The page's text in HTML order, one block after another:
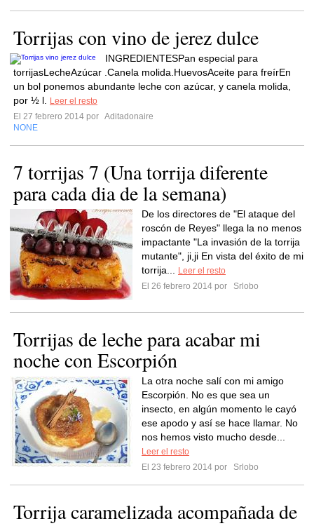
Torrijas con vino de jerez dulce
INGREDIENTESPan especial para
torrijasLecheAzúcar .Canela molida.HuevosAceite para freírEn
un bol ponemos abundante leche con azúcar, y canela molida,
por ½ l.
Leer el resto
El 27 febrero 2014 por Aditadonaire
NONE
7 torrijas 7 (Una torrija diferente
para cada dia de la semana)
De los directores de "El ataque del
roscón de Reyes" llega la no menos
impactante "La invasión de la torrija
mutante", ji,ji En vista del éxito de mi
torrija...
Leer el resto
El 26 febrero 2014 por
Srlobo
Torrijas de leche para acabar mi
noche con Escorpión
La otra noche salí con mi amigo
Escorpión. No es que sea un
insecto, en algún momento le cayó
ese apodo y así se hace llamar. No
nos hemos visto mucho desde...
Leer el resto
El 23 febrero 2014 por
Srlobo
Torrija caramelizada acompañada de